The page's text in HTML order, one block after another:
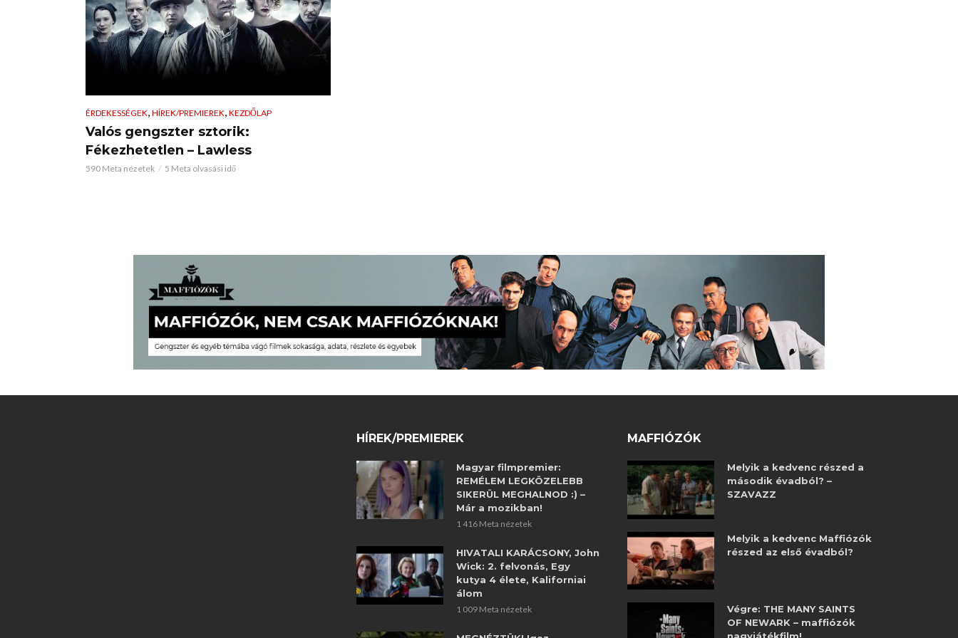
ÉRDEKESSÉGEK HÍREK/PREMIEREK KEZDŐLAP
Valós gengszter sztorik:
Fékezhetetlen – Lawless
590 Meta nézetek 5 Meta olvasási idő
HÍREK/PREMIEREK
Magyar filmpremier:
REMÉLEM LEGKÖZELEBB
SIKERÜL MEGHALNOD :) –
Már a mozikban!
1 416 Meta nézetek
HIVATALI KARÁCSONY, John
Wick: 2. felvonás, Egy
kutya 4 élete, Kaliforniai
álom
1 009 Meta nézetek
MAFFIÓZÓK
Melyik a kedvenc részed a
második évadból? –
SZAVAZZ
Melyik a kedvenc Maffiózók
részed az első évadból?
Végre: THE MANY SAINTS
OF NEWARK – maffiózók
nagyjátékfilm!